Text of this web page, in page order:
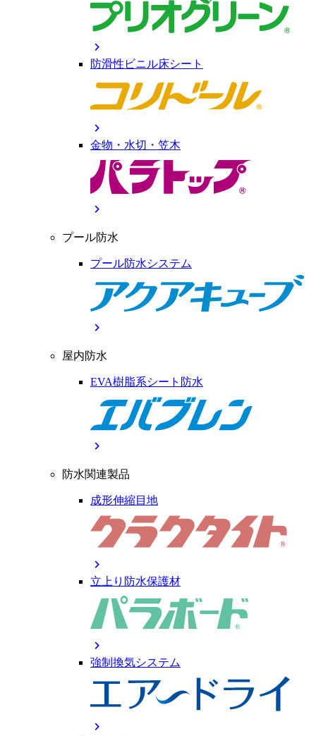
chevron_right
防滑性ビニル床シート
chevron_right
金物・水切・笠木
chevron_right
プール防水
プール防水システム
chevron_right
屋内防水
EVA樹脂系シート防水
chevron_right
防水関連製品
成形伸縮目地
chevron_right
立上り防水保護材
chevron_right
強制換気システム
chevron_right